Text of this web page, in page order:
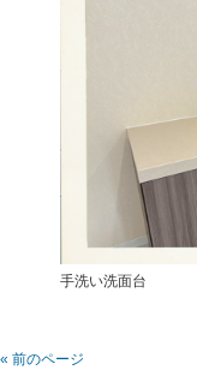
手洗い洗面台
« 前のページ